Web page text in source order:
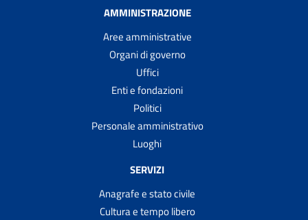
AMMINISTRAZIONE
Aree amministrative
Organi di governo
Uffici
Enti e fondazioni
Politici
Personale amministrativo
Luoghi
SERVIZI
Anagrafe e stato civile
Cultura e tempo libero